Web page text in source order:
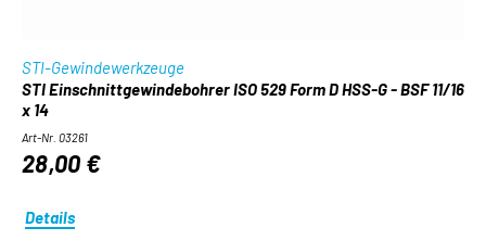
STI-Gewindewerkzeuge
STI Einschnittgewindebohrer ISO 529 Form D HSS-G - BSF 11/16
x 14
Art-Nr. 03261
28,00 €
Details